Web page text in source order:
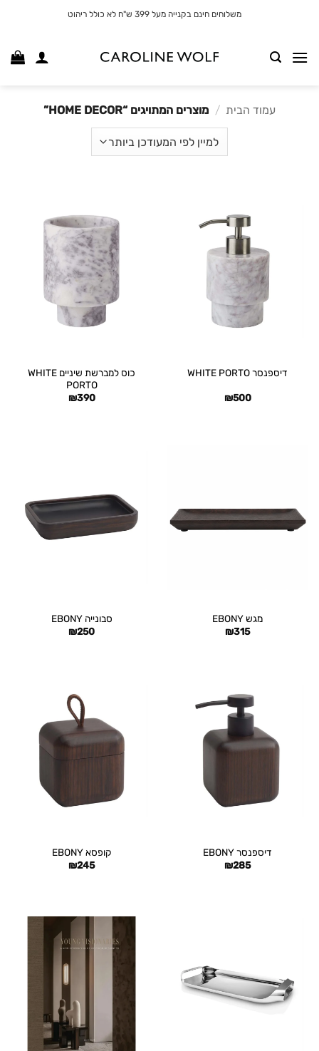
משלוחים חינם בקנייה מעל 399 ש"ח לא כולל ריהוט
עמוד הבית / מוצרים המתויגים “HOME DECOR”
דיספנסר WHITE PORTO
₪500
כוס למברשת שיניים WHITE
PORTO
₪390
מגש EBONY
₪315
סבונייה EBONY
₪250
דיספנסר EBONY
₪285
קופסא EBONY
₪245